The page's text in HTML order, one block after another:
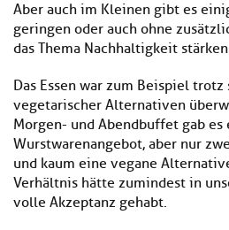
Aber auch im Kleinen gibt es
geringen oder auch ohne
das Thema Nachhaltigkeit
Das Essen war zum Beispiel
vegetarischer Alternativen
Morgen- und Abendbuffet gab
Wurstwarenangebot, aber nur
und kaum eine vegane
Verhältnis hätte zumindest in
volle Akzeptanz gehabt.